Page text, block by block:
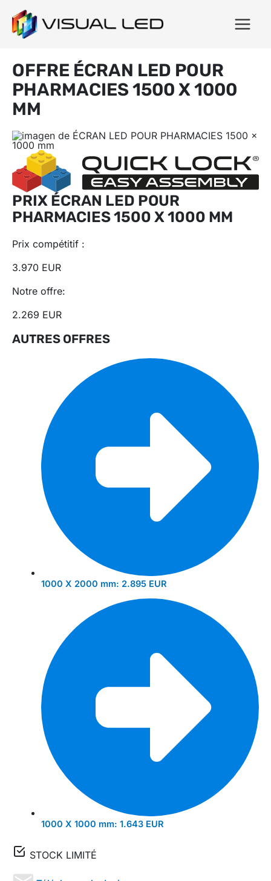
OFFRE ÉCRAN LED POUR
PHARMACIES 1500 X 1000
MM
PRIX ÉCRAN LED POUR
PHARMACIES 1500 X 1000 MM
Prix ​​compétitif :
3.970 EUR
Notre offre:
2.269 EUR
AUTRES OFFRES
1000 X 2000 mm: 2.895 EUR
1000 X 1000 mm: 1.643 EUR
STOCK LIMITÉ